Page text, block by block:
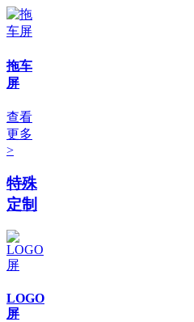
拖车
屏
查看
更多
>
特殊
定制
LOGO
屏